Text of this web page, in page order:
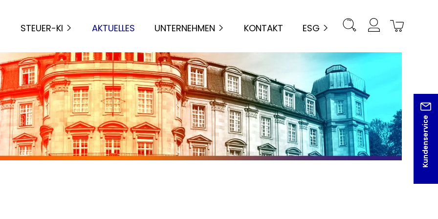
STEUER-KI AKTUELLES UNTERNEHMEN KONTAKT ESG
Kundenservice